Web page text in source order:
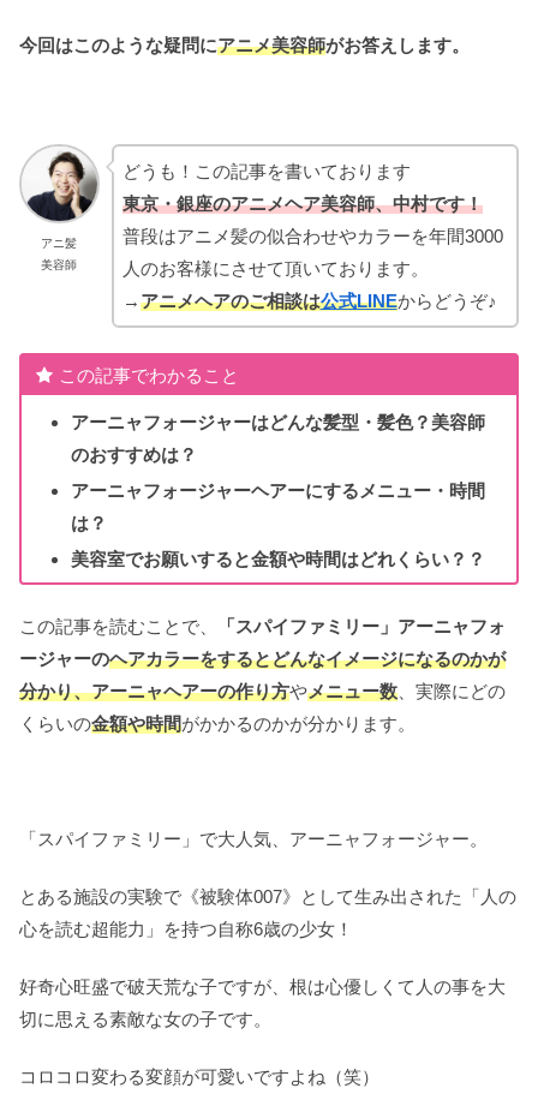
今回はこのような疑問にアニメ美容師がお答えします。
アニ髪
美容師
どうも！この記事を書いております
東京・銀座のアニメヘア美容師、中村です！
普段はアニメ髪の似合わせやカラーを年間3000
人のお客様にさせて頂いております。
→アニメヘアのご相談は公式LINEからどうぞ♪
この記事でわかること
アーニャフォージャーはどんな髪型・髪色？美容師
のおすすめは？
アーニャフォージャーヘアーにするメニュー・時間
は？
美容室でお願いすると金額や時間はどれくらい？？
この記事を読むことで、 「スパイファミリー 」 アーニャフォ
ージャーのヘアカラーをするとどんなイメージになるのかが
分かり、アーニャヘアーの作り方やメニュー数 、実際にどの
くらいの金額や時間がかかるのかが分かります。
「スパイファミリー」で大人気、アーニャフォージャー。
とある施設の実験で《被験体007》として生み出された「人の
心を読む超能力」を持つ自称6歳の少女！
好奇心旺盛で破天荒な子ですが、根は心優しくて人の事を大
切に思える素敵な女の子です。
コロコロ変わる変顔が可愛いですよね（笑）